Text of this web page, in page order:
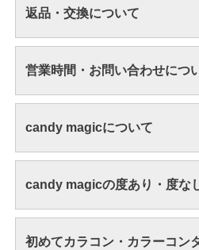
返品・交換について
営業時間・お問い合わせにつ
candy magicについて
candy magicの度あり・度な
初めてカラコン・カラーコン